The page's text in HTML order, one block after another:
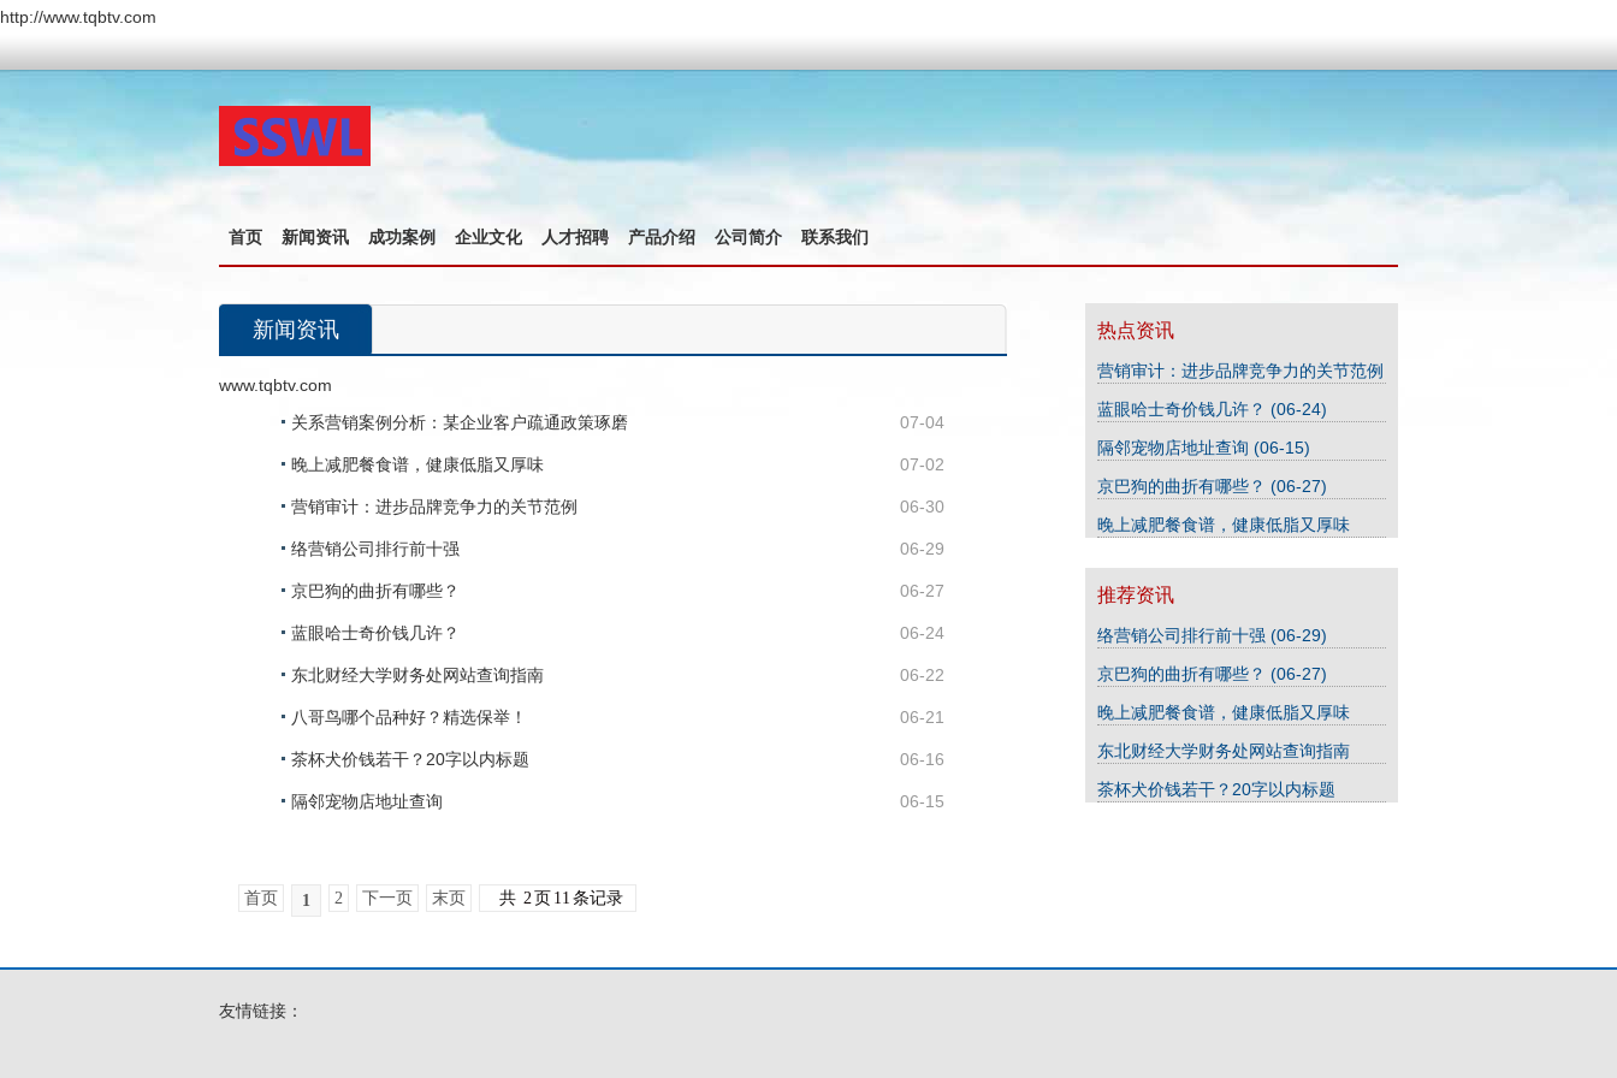
http://www.tqbtv.com
首页 新闻资讯 成功案例 企业文化 人才招聘 产品介绍 公司简介 联系我们
新闻资讯
www.tqbtv.com
关系营销案例分析：某企业客户疏通政策琢磨
07-04
晚上减肥餐食谱，健康低脂又厚味 07-02
营销审计：进步品牌竞争力的关节范例 06-30
络营销公司排行前十强 06-29
京巴狗的曲折有哪些？ 06-27
蓝眼哈士奇价钱几许？ 06-24
东北财经大学财务处网站查询指南 06-22
八哥鸟哪个品种好？精选保举！ 06-21
茶杯犬价钱若干？20字以内标题 06-16
隔邻宠物店地址查询 06-15
首页 1 2 下一页 末页 共 2页 11 条记录
热点资讯
营销审计：进步品牌竞争力的关节范例
蓝眼哈士奇价钱几许？ (06-24)
隔邻宠物店地址查询 (06-15)
京巴狗的曲折有哪些？ (06-27)
晚上减肥餐食谱，健康低脂又厚味
推荐资讯
络营销公司排行前十强 (06-29)
京巴狗的曲折有哪些？ (06-27)
晚上减肥餐食谱，健康低脂又厚味
东北财经大学财务处网站查询指南
茶杯犬价钱若干？20字以内标题
友情链接：